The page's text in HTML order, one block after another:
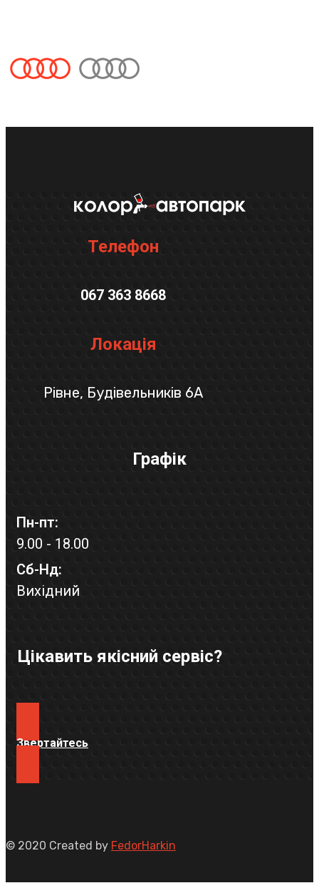
Телефон
067 363 8668
Локація
Рівне, Будівельників 6А
Графік
Пн-пт:
9.00 - 18.00
Сб-Нд:
Вихідний
Цікавить якісний сервіс?
Звертайтесь
© 2020 Created by FedorHarkin